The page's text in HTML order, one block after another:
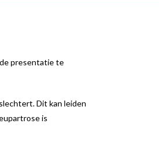
presentatie te
Dit kan leiden
is